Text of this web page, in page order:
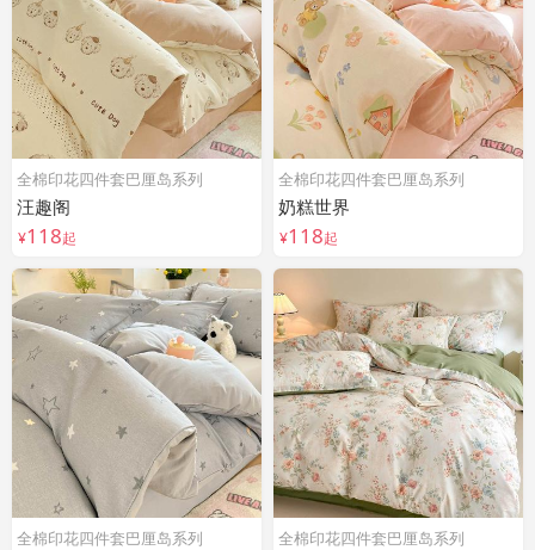
全棉印花四件套巴厘岛系列
汪趣阁
¥118起
全棉印花四件套巴厘岛系列
奶糕世界
¥118起
全棉印花四件套巴厘岛系列 全棉印花四件套巴厘岛系列